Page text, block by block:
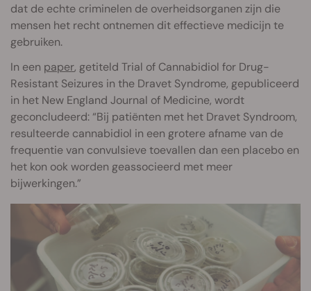
dat de echte criminelen de overheidsorganen zijn die
mensen het recht ontnemen dit effectieve medicijn te
gebruiken.
In een paper, getiteld Trial of Cannabidiol for Drug-
Resistant Seizures in the Dravet Syndrome, gepubliceerd
in het New England Journal of Medicine, wordt
geconcludeerd: “Bij patiënten met het Dravet Syndroom,
resulteerde cannabidiol in een grotere afname van de
frequentie van convulsieve toevallen dan een placebo en
het kon ook worden geassocieerd met meer
bijwerkingen.”